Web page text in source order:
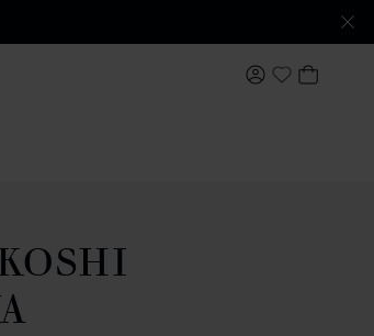
MON COMPTE
Ma Wishlist
MON